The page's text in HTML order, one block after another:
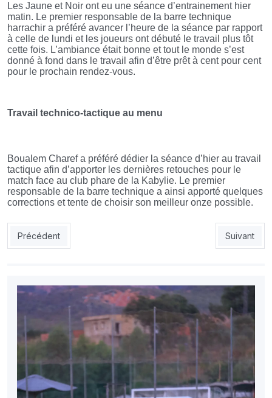
Les Jaune et Noir ont eu une séance d’entrainement hier
matin. Le premier responsable de la barre technique
harrachir a préféré avancer l’heure de la séance par rapport
à celle de lundi et les joueurs ont débuté le travail plus tôt
cette fois. L’ambiance était bonne et tout le monde s’est
donné à fond dans le travail afin d’être prêt à cent pour cent
pour le prochain rendez-vous.
Travail technico-tactique au menu
Boualem Charef a préféré dédier la séance d’hier au travail
tactique afin d’apporter les dernières retouches pour le
match face au club phare de la Kabylie. Le premier
responsable de la barre technique a ainsi apporté quelques
corrections et tente de choisir son meilleur onze possible.
Article précédent : Belatoui : «RCR, le match du rachat»
Précédent Article
Suivant